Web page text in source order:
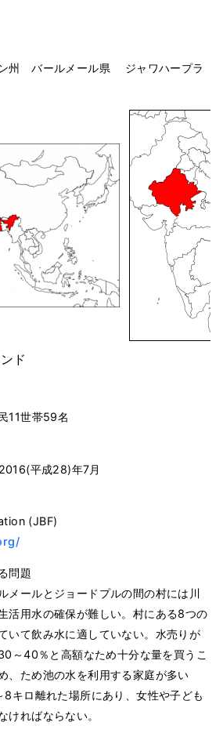
州 バールメール県 ジャワハープラ
ド
11世帯59名
平成28)年7月
(JBF)
問題
メールとジョードプルの間の村には川
活用水の確保が難しい。村にある8つの
いて飲み水に適していない。水売りが
～40％と高額なため十分な量を買うこ
、ため池の水を利用する家庭が多い
キロ離れた場所にあり、女性や子ども
ければならない。